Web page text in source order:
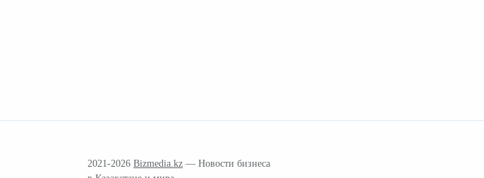
2021-2026 Bizmedia.kz — Новости бизнеса